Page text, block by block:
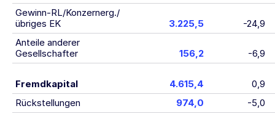
Gewinn-RL/Konzernerg./
übriges EK
3.225,5
-24,9
Anteile anderer
Gesellschafter
156,2 -6,9
Fremdkapital 4.615,4
0,9
Rückstellungen
974,0
-5,0